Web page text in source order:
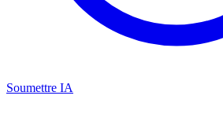
Soumettre IA